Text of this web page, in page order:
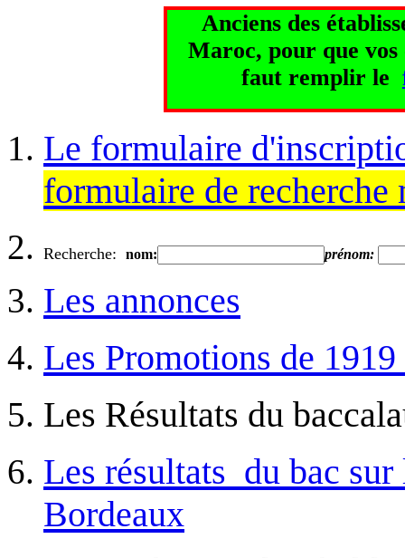
Anciens des
Maroc, pour que
faut remplir le
Le formulaire
formulaire de
Recherche: nom: prénom:
Les annonces
Les Promotions de 1919
Les Résultats du
Les résultats du bac
Bordeaux